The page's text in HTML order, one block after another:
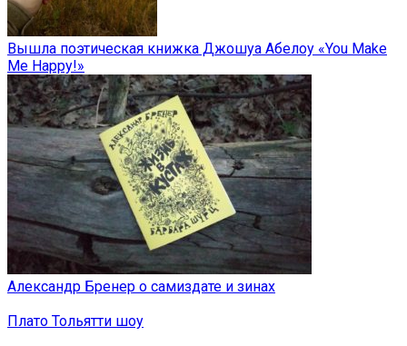
Вышла поэтическая книжка Джошуа Абелоу «You Make
Me Happy!»
Александр Бренер о самиздате и зинах
Плато Тольятти шоу